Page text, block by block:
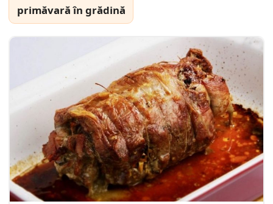
primăvară în grădină